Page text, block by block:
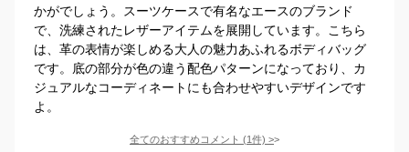
かがでしょう。スーツケースで有名なエースのブランド
で、洗練されたレザーアイテムを展開しています。こちら
は、革の表情が楽しめる大人の魅力あふれるボディバッグ
です。底の部分が色の違う配色パターンになっており、カ
ジュアルなコーディネートにも合わせやすいデザインです
よ。
全てのおすすめコメント (1件) >